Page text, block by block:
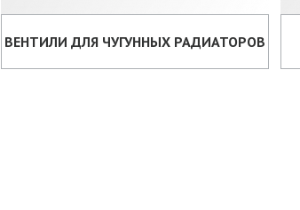
ВЕНТИЛИ ДЛЯ ЧУГУННЫХ РАДИАТОРОВ